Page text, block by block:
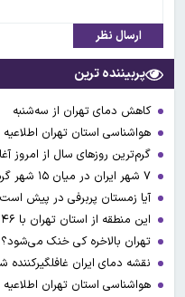
ارسال نظر
پربیننده ترین
کاهش دمای تهران از سه‌شنبه
هواشناسی استان تهران اطلاعیه
گرم‌ترین روزهای سال از امروز آغاز
آیا زمستان پربرفی در پیش
این منطقه از استان تهران با ۴۶ درجه گرم‌ترین نقطه شد
تهران بالاخره کی خنک می‌شود؟
نقشه دمای ایران
هواشناسی استان تهران اطلاعیه